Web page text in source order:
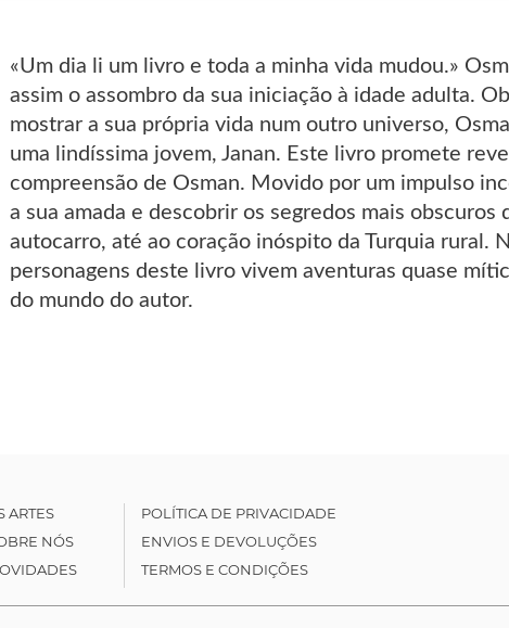
«Um dia li um livro e toda a minha vida mudou.»
assim o assombro da sua iniciação à idade adulta.
mostrar a sua própria vida num outro universo,
uma lindíssima jovem, Janan. Este livro promete
compreensão de Osman. Movido por um impulso
a sua amada e descobrir os segredos mais
autocarro, até ao coração inóspito da Turquia rural.
personagens deste livro vivem aventuras quase
do mundo do autor.
ARTES
NÓS
POLÍTICA DE PRIVACIDADE
ENVIOS E DEVOLUÇÕES
TERMOS E CONDIÇÕES